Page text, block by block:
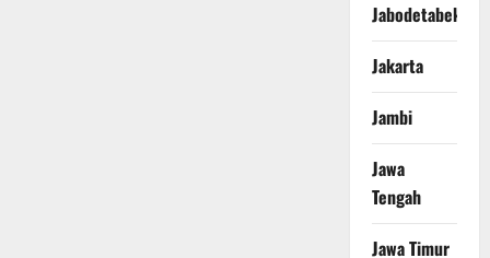
Jabodetabek
Jakarta
Jambi
Jawa
Tengah
Jawa Timur